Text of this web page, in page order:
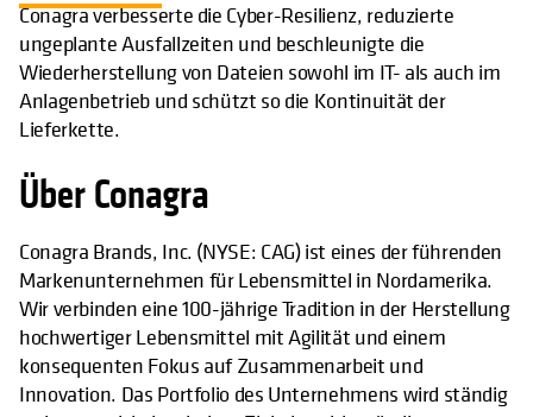
Conagra verbesserte die Cyber-Resilienz, reduzierte
ungeplante Ausfallzeiten und beschleunigte die
Wiederherstellung von Dateien sowohl im IT- als auch im
Anlagenbetrieb und schützt so die Kontinuität der
Lieferkette.
Über Conagra
Conagra Brands, Inc. (NYSE: CAG) ist eines der führenden
Markenunternehmen für Lebensmittel in Nordamerika.
Wir verbinden eine 100-jährige Tradition in der Herstellung
hochwertiger Lebensmittel mit Agilität und einem
konsequenten Fokus auf Zusammenarbeit und
Innovation. Das Portfolio des Unternehmens wird ständig